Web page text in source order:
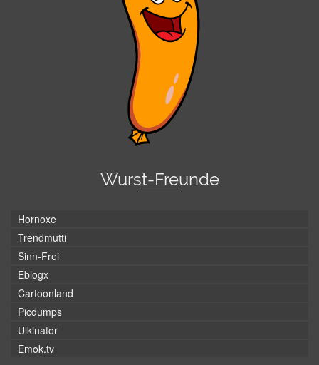
Wurst-Freunde
Hornoxe
Trendmutti
Sinn-Frei
Eblogx
Cartoonland
Picdumps
Ulkinator
Emok.tv